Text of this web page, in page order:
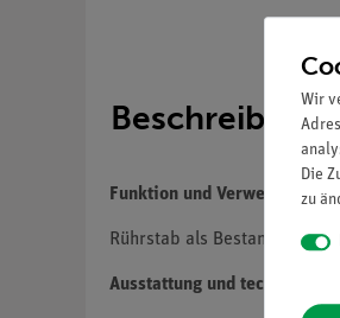
Beschreibung
Funktion und Verwendung
Rührstab als Bestandteil
Ausstattung und technische
Wir
Die
zu